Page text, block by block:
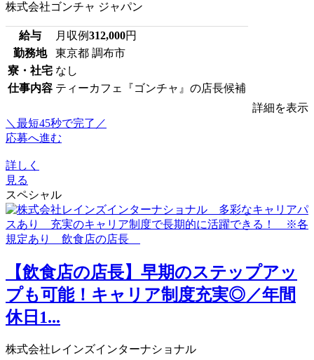
株式会社ゴンチャ ジャパン
給与 月収例312,000円
勤務地
東京都 調布市
寮・社宅 なし
仕事内容 ティーカフェ『ゴンチャ』の店長候補
詳細を表示
＼最短45秒で完了／
応募へ進む
詳しく
見る
スペシャル
【飲食店の店長】早期のステップアッ
プも可能！キャリア制度充実◎／年間
休日1...
株式会社レインズインターナショナル